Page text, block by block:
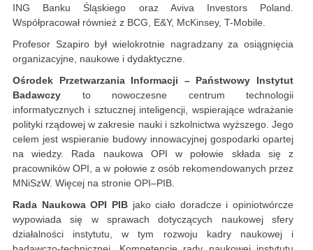
ING Banku Śląskiego oraz Aviva Investors Poland.
Współpracował również z BCG, E&Y, McKinsey, T-Mobile.
Profesor Szapiro był wielokrotnie nagradzany za osiągnięcia
organizacyjne, naukowe i dydaktyczne.
Ośrodek Przetwarzania Informacji – Państwowy Instytut
Badawczy to nowoczesne centrum technologii
informatycznych i sztucznej inteligencji, wspierające wdrażanie
polityki rządowej w zakresie nauki i szkolnictwa wyższego. Jego
celem jest wspieranie budowy innowacyjnej gospodarki opartej
na wiedzy. Rada naukowa OPI w połowie składa się z
pracowników OPI, a w połowie z osób rekomendowanych przez
MNiSzW. Więcej na stronie OPI–PIB.
Rada Naukowa OPI PIBjako ciało doradcze i opiniotwórcze
wypowiada się w sprawach dotyczących naukowej sfery
działalności instytutu, w tym rozwoju kadry naukowej i